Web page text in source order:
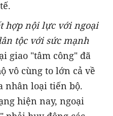
hợp nội lực với ngoại
tộc với sức mạnh
giao "tâm công" đã
vô cùng to lớn cả về
nhân loại tiến bộ.
hiện nay, ngoại